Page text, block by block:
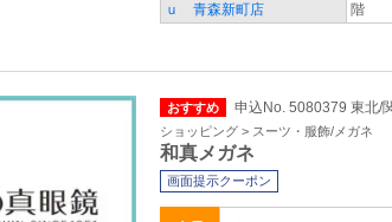
ｕ 青森新町店
階
おすすめ 申込No. 5080379 東北/
ショッピング > スーツ・服飾/メガネ
和真メガネ
画面提示クーポン